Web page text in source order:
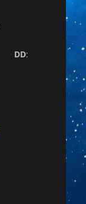
DD: